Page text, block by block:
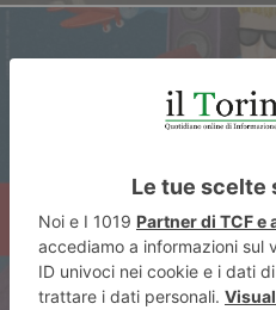
La Festa della
con undici